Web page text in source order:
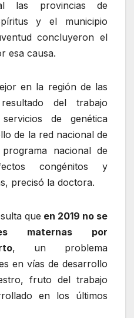
las provincias de
y el municipio
concluyeron el
esa causa.
en la región de las
del trabajo
de genética
de la red nacional de
nacional de
congénitos y
precisó la doctora.
que en 2019 no se
maternas por
, un problema
en vías de desarrollo
fruto del trabajo
en los últimos